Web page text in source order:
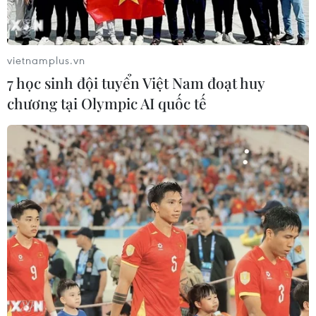
Lắp camera giám sát hành trình xe ôtô
vận tải: Vẫn chờ quy chuẩn
16/09/2021 02:54
Theo các chuyên gia, việc bắt buộc doanh nghiệp vận
tải lắp camera đối với xe trên 9 chỗ và xe container chỉ
còn thời hạn gần 4 tháng trong khi quy chuẩn và hướng
vietnamplus.vn
7 học sinh đội tuyển Việt Nam đoạt huy
chương tại Olympic AI quốc tế